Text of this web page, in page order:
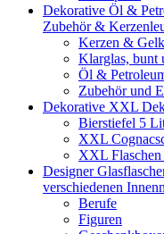
Dekorative Öl &
Zubehör &
Kerzen &
Klarglas, bunt
Öl &
Zubehör und
Dekorative XXL
Bierstiefel 5
XXL
XXL Flaschen
Designer
verschiedenen
Berufe
Figuren